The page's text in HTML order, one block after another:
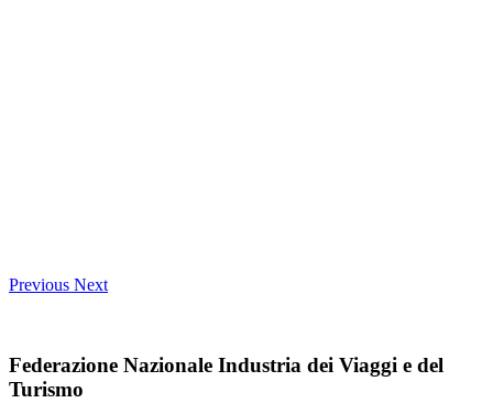
Previous Next
Federazione Nazionale Industria dei Viaggi e del
Turismo